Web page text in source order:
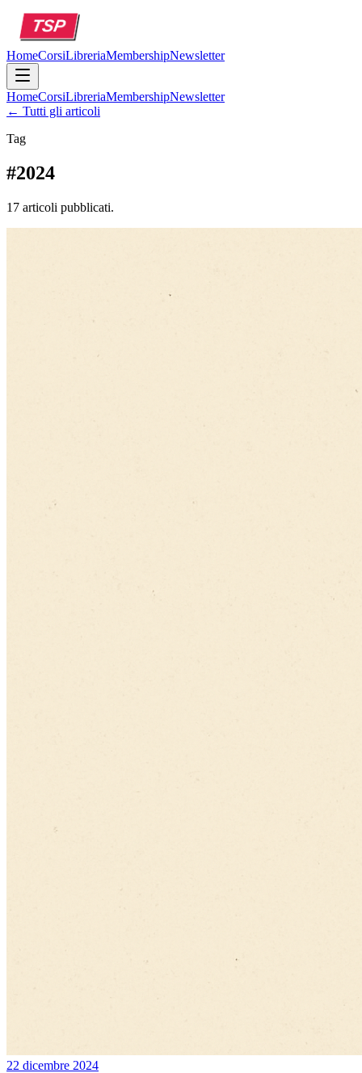
HomeCorsiLibreriaMembershipNewsletter
HomeCorsiLibreriaMembershipNewsletter
← Tutti gli articoli
Tag
#2024
17 articoli pubblicati.
22 dicembre 2024